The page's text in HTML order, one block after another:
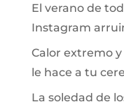
El verano de
Instagram
Calor extremo
le hace a tu
La soledad de